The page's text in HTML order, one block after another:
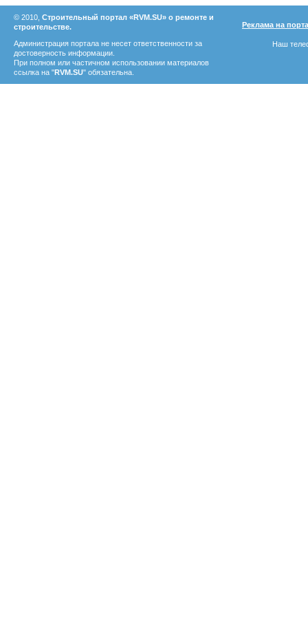
© 2010, Строительный портал «RVM.SU» о ремонте и
строительстве.
Администрация портала не несет ответственности за
достоверность информации.
При полном или частичном использовании материалов
ссылка на "RVM.SU" обязательна.
Реклама на
Наш